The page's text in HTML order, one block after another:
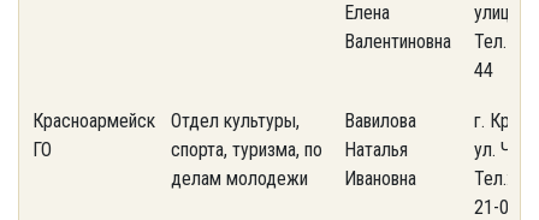
Елена
Валентиновна
улица
Тел.
44
Красноармейск
ГО
Отдел культуры,
спорта, туризма, по
делам молодежи
Вавилова
Наталья
Ивановна
г.
ул.
Тел.: 8
21-04.